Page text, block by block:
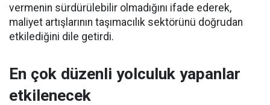
vermenin sürdürülebilir olmadığını ifade ederek,
maliyet artışlarının taşımacılık sektörünü doğrudan
etkilediğini dile getirdi.
En çok düzenli yolculuk yapanlar
etkilenecek